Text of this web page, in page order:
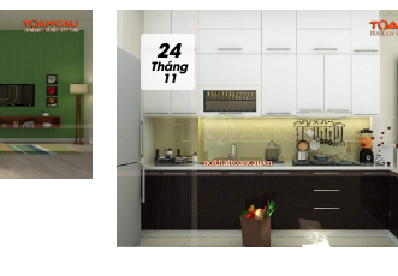
24
Tháng
11